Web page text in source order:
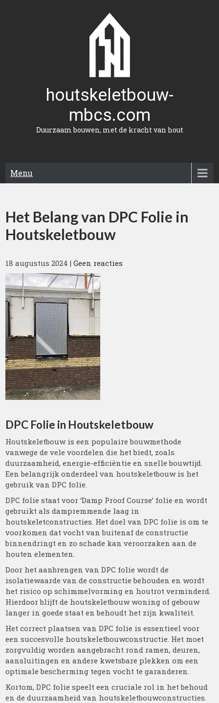
houtskeletbouw-
mbcs.com
Duurzaam bouwen, met de kracht van hout
Menu
Het Belang van DPC Folie in
Houtskeletbouw
18 augustus 2024 |Geen reacties
DPC Folie in Houtskeletbouw
Houtskeletbouw is een populaire bouwmethode
vanwege de vele voordelen die het biedt, zoals
duurzaamheid, energie-efficiëntie en snelle bouwtijd.
Een belangrijk onderdeel van houtskeletbouw is het
gebruik van DPC folie.
DPC folie staat voor ‘Damp Proof Course’ folie en wordt
gebruikt als dampremmende laag in
houtskeletconstructies. Het doel van DPC folie is om te
voorkomen dat vocht van buitenaf de constructie
binnendringt en zo schade kan veroorzaken aan de
houten elementen.
Door het aanbrengen van DPC folie wordt de
isolatiewaarde van de constructie behouden en wordt
het risico op schimmelvorming en houtrot verminderd.
Hierdoor blijft de houtskeletbouw woning of gebouw
langer in goede staat en behoudt het zijn kwaliteit.
Het correct plaatsen van DPC folie is essentieel voor
een succesvolle houtskeletbouwconstructie. Het moet
zorgvuldig worden aangebracht rond ramen, deuren,
aansluitingen en andere kwetsbare plekken om een
optimale bescherming tegen vocht te garanderen.
Kortom, DPC folie speelt een cruciale rol in het behoud
en de duurzaamheid van houtskeletbouwconstructies.